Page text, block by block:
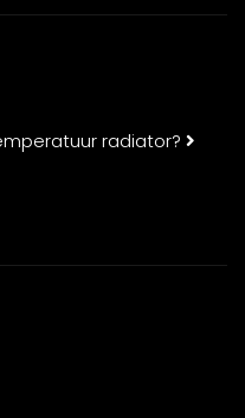
radiator?